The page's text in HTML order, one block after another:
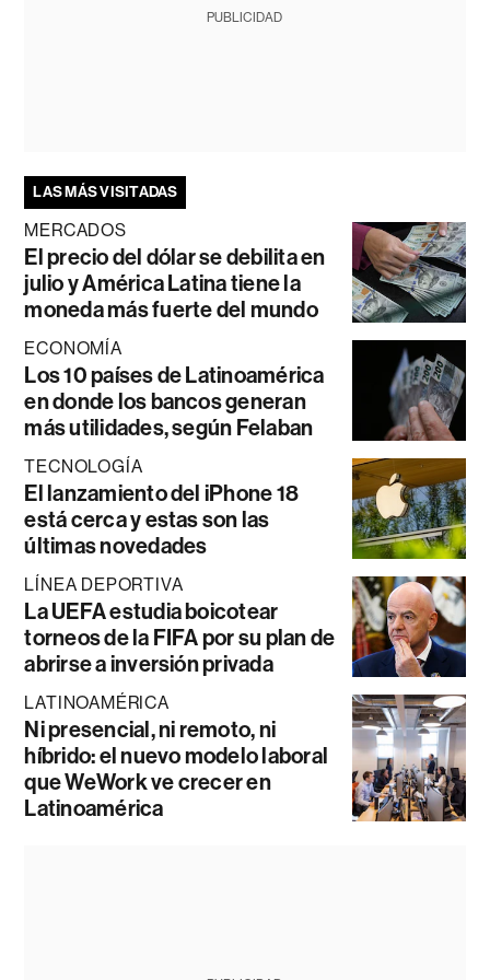
PUBLICIDAD
LAS MÁS VISITADAS
MERCADOS
El precio del dólar se debilita en
julio y América Latina tiene la
moneda más fuerte del mundo
ECONOMÍA
Los 10 países de Latinoamérica
en donde los bancos generan
más utilidades, según Felaban
TECNOLOGÍA
El lanzamiento del iPhone 18
está cerca y estas son las
últimas novedades
LÍNEA DEPORTIVA
La UEFA estudia boicotear
torneos de la FIFA por su plan de
abrirse a inversión privada
LATINOAMÉRICA
Ni presencial, ni remoto, ni
híbrido: el nuevo modelo laboral
que WeWork ve crecer en
Latinoamérica